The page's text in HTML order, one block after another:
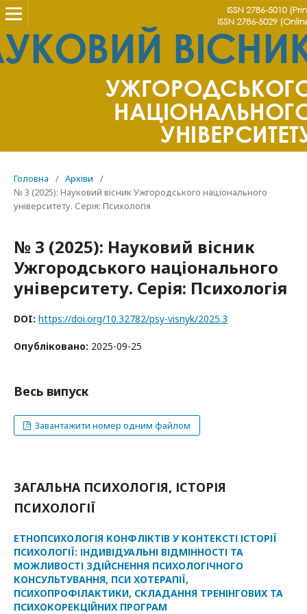
Головна / Архіви
/
№ 3 (2025): Науковий вісник Ужгородського національного
університету. Серія: Психологія
№ 3 (2025): Науковий вісник
Ужгородського національного
університету. Серія: Психологія
DOI: https://doi.org/10.32782/psy-visnyk/2025.3
Опубліковано: 2025-09-25
Весь випуск
Завантажити номер одним файлом
ЗАГАЛЬНА ПСИХОЛОГІЯ, ІСТОРІЯ
ПСИХОЛОГІЇ
ЕТНОПСИХОЛОГІЯ КОНФЛІКТІВ У КОНТЕКСТІ ІСТОРІЇ
ПСИХОЛОГІЇ: ІНДИВІДУАЛЬНІ ВІДМІННОСТІ ТА
МОЖЛИВОСТІ ЗДІЙСНЕННЯ ПСИХОЛОГІЧНОГО
КОНСУЛЬТУВАННЯ, ПСИ ХОТЕРАПІЇ,
ПСИХОПРОФІЛАКТИКИ, СКЛАДАННЯ ТРЕНІНГОВИХ ТА
ПСИХОКОРЕКЦІЙНИХ ПРОГРАМ